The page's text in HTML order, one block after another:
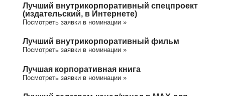
Лучший внутрикорпоративный спецпроект
(издательский, в Интернете)
Посмотреть заявки в номинации »
Лучший внутрикорпоративный фильм
Посмотреть заявки в номинации »
Лучшая корпоративная книга
Посмотреть заявки в номинации »